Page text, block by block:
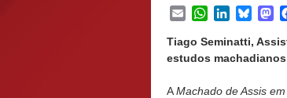
EmailWhatsApp
LinkedIn
Tiago Seminatti,
estudos
AMachado de Assis